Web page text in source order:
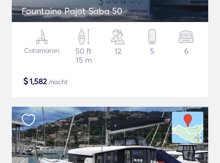
Fountaine Pajot Saba 50
Catamaran
50 ft
15 m
12 5 6
$1,582/nacht